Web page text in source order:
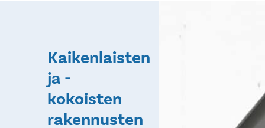
Kaikenlaisten
ja -
kokoisten
rakennusten